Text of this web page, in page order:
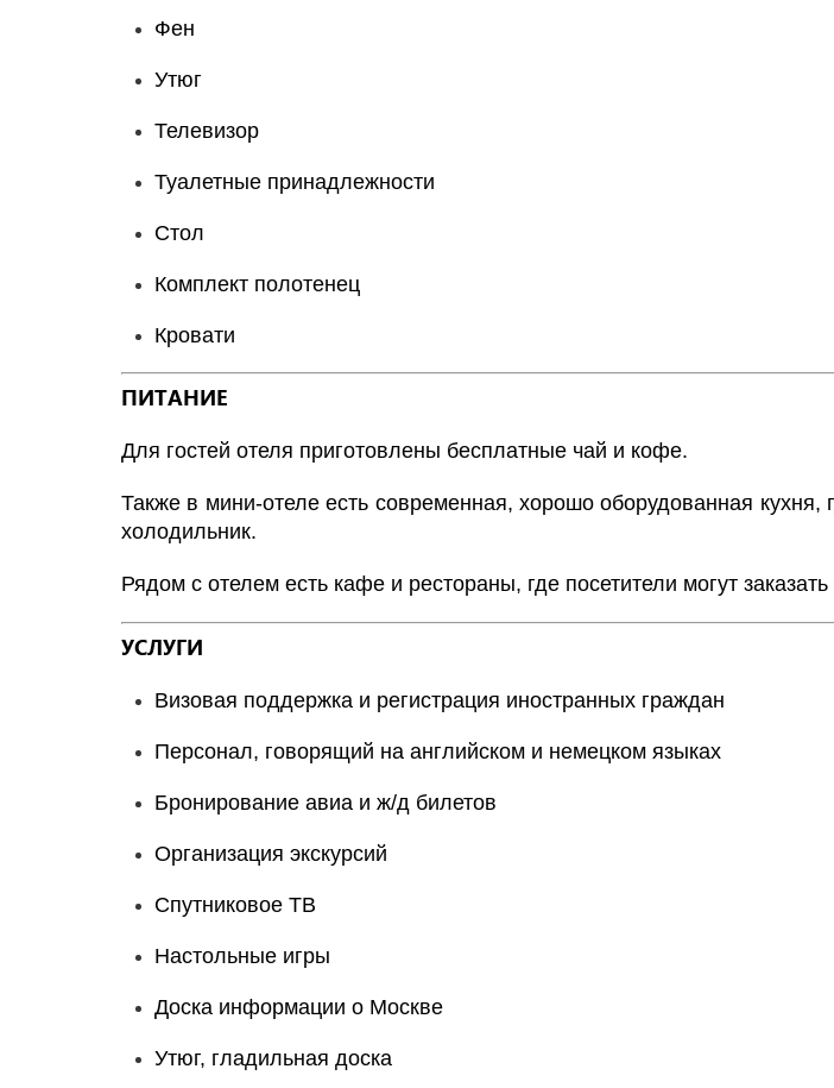
Фен
Утюг
Телевизор
Туалетные принадлежности
Стол
Комплект полотенец
Кровати
ПИТАНИЕ
Для гостей отеля приготовлены бесплатные чай и кофе.
Также в мини-отеле есть современная, хорошо оборудованная
холодильник.
Рядом с отелем есть кафе и рестораны, где посетители могут
УСЛУГИ
Визовая поддержка и регистрация иностранных граждан
Персонал, говорящий на английском и немецком языках
Бронирование авиа и ж/д билетов
Организация экскурсий
Спутниковое ТВ
Настольные игры
Доска информации о Москве
Утюг, гладильная доска